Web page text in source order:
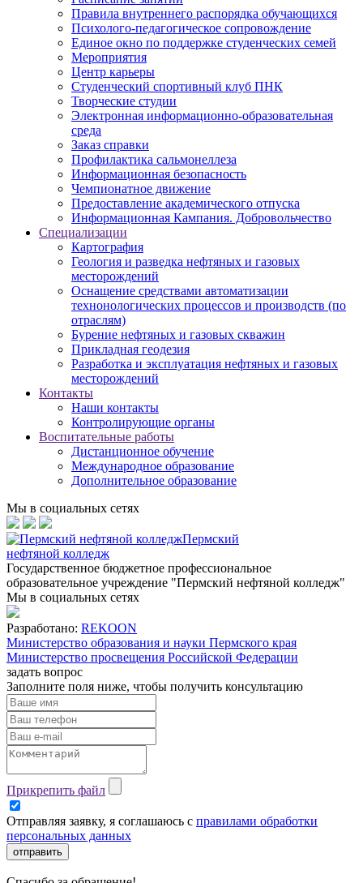
Правила внутреннего распорядка обучающихся
Психолого-педагогическое сопровождение
Единое окно по поддержке студенческих семей
Мероприятия
Центр карьеры
Студенческий спортивный клуб ПНК
Творческие студии
Электронная информационно-образовательная
среда
Заказ справки
Профилактика сальмонеллеза
Информационная безопасность
Чемпионатное движение
Предоставление академического отпуска
Информационная Кампания. Добровольчество
Специализации
Картография
Геология и разведка нефтяных и газовых
месторождений
Оснащение средствами автоматизации
технонологических процессов и производств (по
отраслям)
Бурение нефтяных и газовых скважин
Прикладная геодезия
Разработка и эксплуатация нефтяных и газовых
месторождений
Контакты
Наши контакты
Контролирующие органы
Воспитательные работы
Дистанционное обучение
Международное образование
Дополнительное образование
Мы в социальных сетях
Пермский
нефтяной колледж
Государственное бюджетное профессиональное
образовательное учреждение "Пермский нефтяной колледж"
Мы в социальных сетях
Разработано: REKOON
Министерство образования и науки Пермского края
Министерство просвещения Российской Федерации
задать вопрос
Заполните поля ниже, чтобы получить консультацию
Прикрепить файл
Отправляя заявку, я соглашаюсь с правилами обработки
персональных данных
отправить